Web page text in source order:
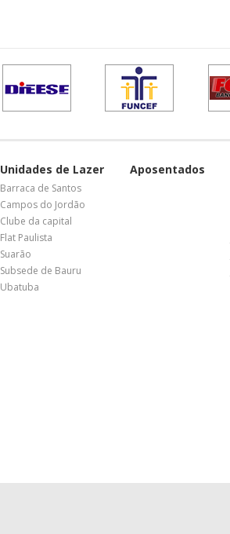
Unidades de Lazer
Barraca de Santos
Campos do Jordão
Clube da capital
Flat Paulista
Suarão
Subsede de Bauru
Ubatuba
Aposentados